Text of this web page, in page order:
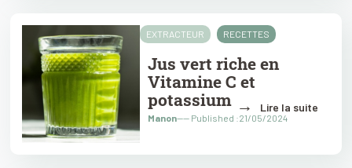
EXTRACTEUR RECETTES
Jus vert riche en
Vitamine C et
potassium
Manon---- Published :21/05/2024
→ Lire la suite